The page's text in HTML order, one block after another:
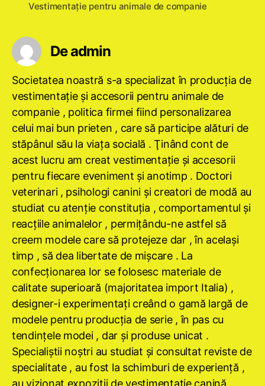
Vestimentație pentru animale de companie
De admin
Societatea noastră s-a specializat în producţia de
vestimentaţie şi accesorii pentru animale de
companie , politica firmei fiind personalizarea
celui mai bun prieten , care să participe alături de
stăpânul său la viaţa socială . Ţinând cont de
acest lucru am creat vestimentaţie şi accesorii
pentru fiecare eveniment şi anotimp . Doctori
veterinari , psihologi canini şi creatori de modă au
studiat cu atenţie constituţia , comportamentul şi
reacţiile animalelor , permiţându-ne astfel să
creem modele care să protejeze dar , în acelaşi
timp , să dea libertate de mişcare . La
confecţionarea lor se folosesc materiale de
calitate superioară (majoritatea import Italia) ,
designer-i experimentaţi creând o gamă largă de
modele pentru producţia de serie , în pas cu
tendinţele modei , dar şi produse unicat .
Specialiştii noştri au studiat şi consultat reviste de
specialitate , au fost la schimburi de experienţă ,